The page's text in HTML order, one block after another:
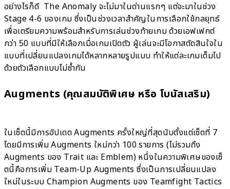
อย่างไรก็ดี The Anomaly จะไม่มาในด่านแรกๆ แต่จะมาในช่วง
Stage 4-6 ของเกม ซึ่งเป็นช่วงเวลาสำคัญในการเลือกใช้กลยุทธ์
เพื่อเตรียมความพร้อมสำหรับการเล่นช่วงท้ายเกม ด้วยเอฟเฟกต์
กว่า 50 แบบที่มีให้เลือกเมื่อเกมเปิดตัว ผู้เล่นจะมีโอกาสตัดสินใจใน
แบบที่เปลี่ยนแปลงเกมได้หลากหลายรูปแบบ ทำให้แต่ละเกมเต็มไป
ด้วยตัวเลือกแบบไม่ซ้ำกัน
Augments (คุณสมบัติพิเศษ หรือ โบนัสเสริม)
ในเซ็ตนี้มีการอัปเดต Augments ครั้งใหญ่ที่สุดนับตั้งแต่เซ็ตที่ 7
โดยมีการเพิ่ม Augments ใหม่กว่า 100 รายการ (ไม่รวมถึง
Augments ของ Trait และ Emblem) หนึ่งในความพิเศษของเซ็
ตนี้คือการเพิ่ม Team-Up Augments ซึ่งเป็นการเปลี่ยนแปลง
ใหม่ในระบบ Champion Augments ของ Teamfight Tactics